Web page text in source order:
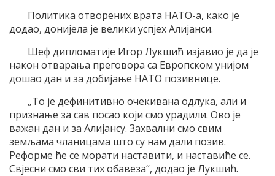
Политика отворених врата НАТО-а, како је
додао, донијела је велики успјех Алијанси.
Шеф дипломатије Игор Лукшић изјавио је да је
након отварања преговора са Европском унијом
дошао дан и за добијање НАТО позивнице.
„То је дефинитивно очекивана одлука, али и
признање за сав посао који смо урадили. Ово је
важан дан и за Алијансу. Захвални смо свим
земљама чланицама што су нам дали позив.
Реформе ће се морати наставити, и наставиће се.
Свјесни смо сви тих обавеза“, додао је Лукшић.